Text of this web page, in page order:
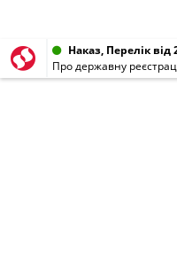
Наказ, Перелік від
Про державну